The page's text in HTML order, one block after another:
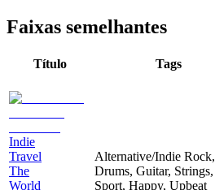
Faixas semelhantes
Título Tags
Indie
Travel
The
World
Alternative/Indie Rock,
Drums, Guitar, Strings,
Sport, Happy, Upbeat